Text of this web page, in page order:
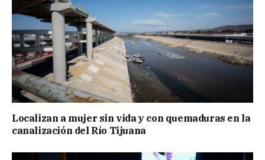
Localizan a mujer sin vida y con quemaduras en la
canalización del Río Tijuana